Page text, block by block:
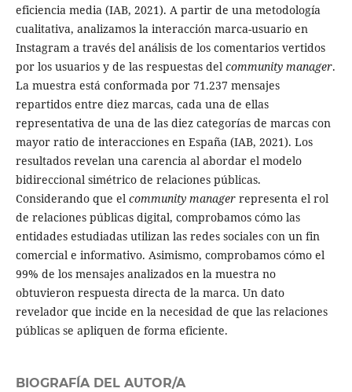
eficiencia media (IAB, 2021). A partir de una metodología
cualitativa, analizamos la interacción marca-usuario en
Instagram a través del análisis de los comentarios vertidos
por los usuarios y de las respuestas del community manager.
La muestra está conformada por 71.237 mensajes
repartidos entre diez marcas, cada una de ellas
representativa de una de las diez categorías de marcas con
mayor ratio de interacciones en España (IAB, 2021). Los
resultados revelan una carencia al abordar el modelo
bidireccional simétrico de relaciones públicas.
Considerando que el community managerrepresenta el rol
de relaciones públicas digital, comprobamos cómo las
entidades estudiadas utilizan las redes sociales con un fin
comercial e informativo. Asimismo, comprobamos cómo el
99% de los mensajes analizados en la muestra no
obtuvieron respuesta directa de la marca. Un dato
revelador que incide en la necesidad de que las relaciones
públicas se apliquen de forma eficiente.
BIOGRAFÍA DEL AUTOR/A